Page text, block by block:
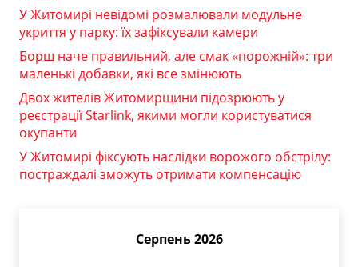
У Житомирі невідомі розмалювали модульне
укриття у парку: їх зафіксували камери
Борщ наче правильний, але смак «порожній»: три
маленькі добавки, які все змінюють
Двох жителів Житомирщини підозрюють у
реєстрації Starlink, якими могли користуватися
окупанти
У Житомирі фіксують наслідки ворожого обстрілу:
постраждалі зможуть отримати компенсацію
Серпень 2026